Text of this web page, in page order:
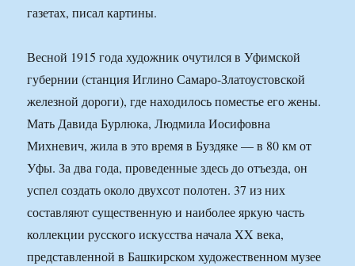
газетах, писал картины.
Весной 1915 года художник очутился в Уфимской
губернии (станция Иглино Самаро-Златоустовской
железной дороги), где находилось поместье его жены.
Мать Давида Бурлюка, Людмила Иосифовна
Михневич, жила в это время в Буздяке — в 80 км от
Уфы. За два года, проведенные здесь до отъезда, он
успел создать около двухсот полотен. 37 из них
составляют существенную и наиболее яркую часть
коллекции русского искусства начала XX века,
представленной в Башкирском художественном музее